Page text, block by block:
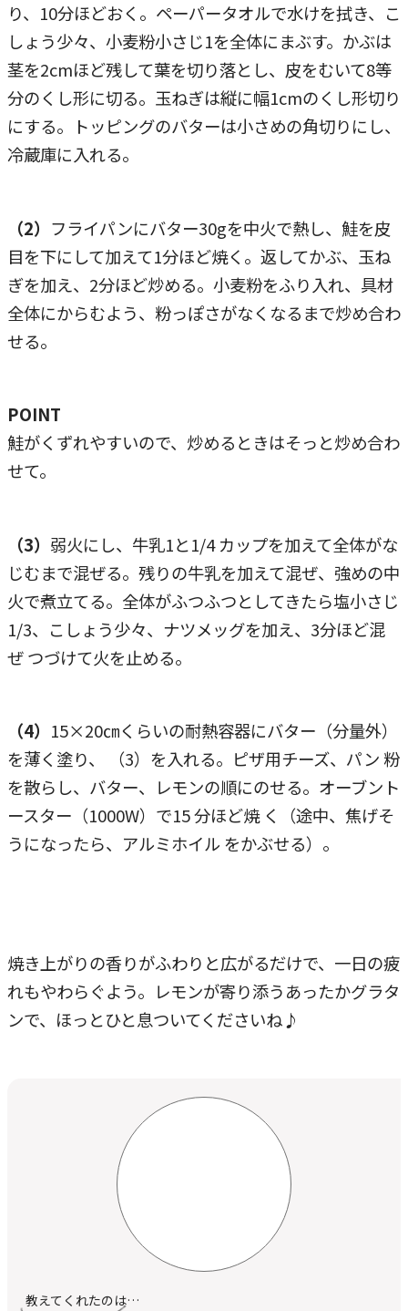
り、10分ほどおく。ペーパータオルで水けを拭き、こ
しょう少々、小麦粉小さじ1を全体にまぶす。かぶは
茎を2cmほど残して葉を切り落とし、皮をむいて8等
分のくし形に切る。玉ねぎは縦に幅1cmのくし形切り
にする。トッピングのバターは小さめの角切りにし、
冷蔵庫に入れる。
（2） フライパンにバター30gを中火で熱し、鮭を皮
目を下にして加えて1分ほど焼く。返してかぶ、玉ね
ぎを加え、2分ほど炒める。小麦粉をふり入れ、具材
全体にからむよう、粉っぽさがなくなるまで炒め合わ
せる。
POINT
鮭がくずれやすいので、炒めるときはそっと炒め合わ
せて。
（3） 弱火にし、牛乳1と1/4 カップを加えて全体がな
じむまで混ぜる。残りの牛乳を加えて混ぜ、強めの中
火で煮立てる。全体がふつふつとしてきたら塩小さじ
1/3、こしょう少々、ナツメッグを加え、3分ほど混
ぜ つづけて火を止める。
（4） 15×20㎝くらいの耐熱容器にバター（分量外）
を薄く塗り、 （3）を入れる。ピザ用チーズ、パン 粉
を散らし、バター、レモンの順にのせる。オーブント
ースター（1000W）で15 分ほど焼 く（途中、焦げそ
うになったら、アルミホイル をかぶせる）。
焼き上がりの香りがふわりと広がるだけで、一日の疲
れもやわらぐよう。レモンが寄り添うあったかグラタ
ンで、ほっとひと息ついてくださいね♪
教えてくれたのは…